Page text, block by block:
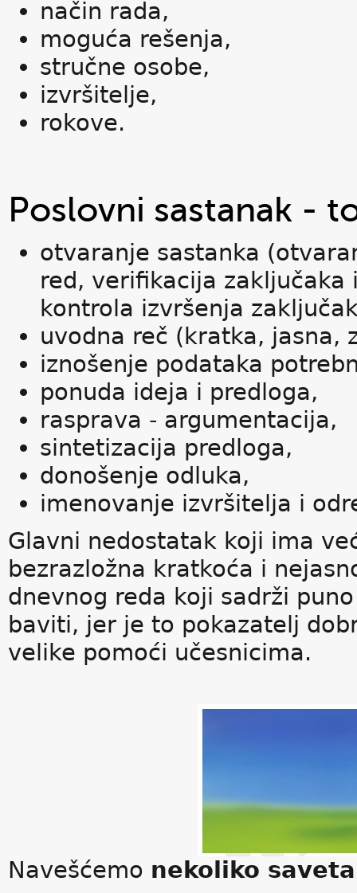
način rada,
moguća rešenja,
stručne osobe,
izvršitelje,
rokove.
Poslovni sastanak -
otvaranje sastanka
red, verifikacija zaključaka
kontrola izvršenja
uvodna reč (kratka, jasna,
iznošenje podataka
ponuda ideja i predloga,
rasprava - argumentacija,
sintetizacija predloga,
donošenje odluka,
imenovanje izvršitelja i
Glavni nedostatak koji ima
bezrazložna kratkoća i
dnevnog reda koji sadrži
baviti, jer je to pokazatelj
velike pomoći učesnicima.
Navešćemo nekoliko